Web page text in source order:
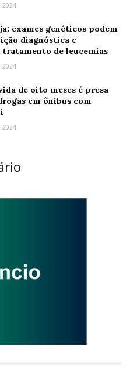
2024
exames genéticos podem
diagnóstica e
de leucemias
2024
de oito meses é presa
em ônibus com
2024